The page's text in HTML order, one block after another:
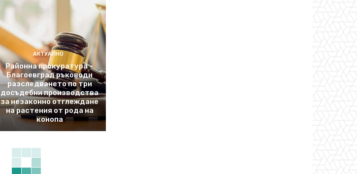
АКТУАЛНО
Районна прокуратура –
Благоевград ръководи
разследването по три
досъдебни производства
за незаконно отглеждане
на растения от рода на
конопа